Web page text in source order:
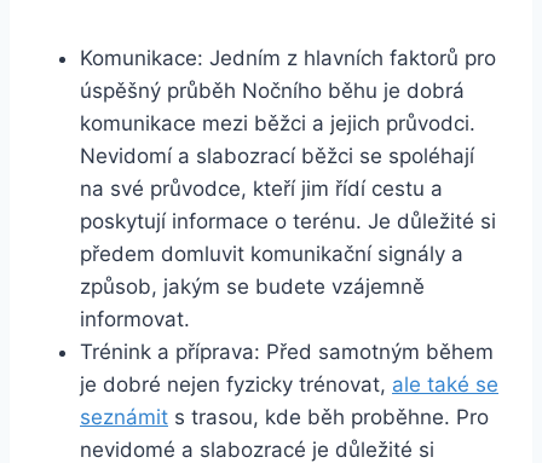
Komunikace: Jedním z hlavních faktorů pro⁢
úspěšný průběh Nočního ⁤běhu je dobrá⁣
komunikace mezi běžci a ⁤jejich průvodci.
Nevidomí a​ slabozrací běžci se spoléhají
⁢na své průvodce,​ kteří jim‍ řídí cestu a
poskytují ⁢informace‌ o terénu. Je důležité si
předem domluvit komunikační signály a
způsob, jakým se budete ⁢vzájemně
informovat.
Trénink ​a příprava:⁤ Před samotným ​během
je dobré ⁤nejen fyzicky ⁢trénovat, ale také se
seznámit ⁤s trasou, kde běh proběhne. Pro
nevidomé a slabozracé je důležité si